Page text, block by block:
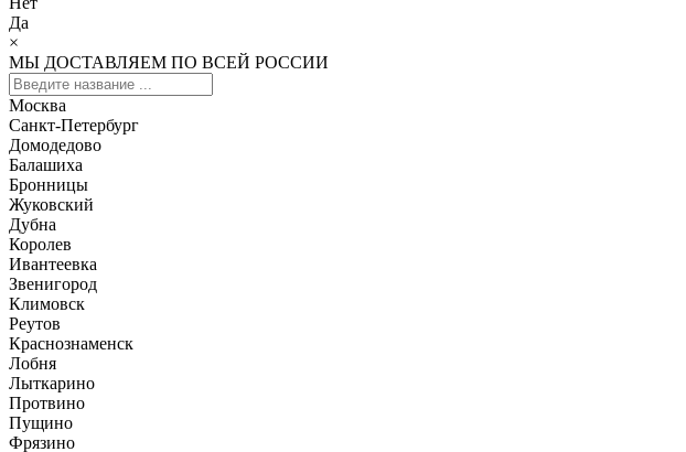
Да
×
МЫ ДОСТАВЛЯЕМ ПО ВСЕЙ РОССИИ
Москва
Санкт-Петербург
Домодедово
Балашиха
Бронницы
Жуковский
Дубна
Королев
Ивантеевка
Звенигород
Климовск
Реутов
Краснознаменск
Лобня
Лыткарино
Протвино
Пущино
Фрязино